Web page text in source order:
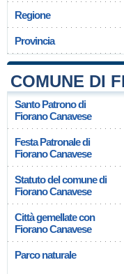
Regione
Provincia
COMUNE DI
Santo Patrono di
Fiorano Canavese
Festa Patronale di
Fiorano Canavese
Statuto del comune di
Fiorano Canavese
Città gemellate con
Fiorano Canavese
Parco naturale